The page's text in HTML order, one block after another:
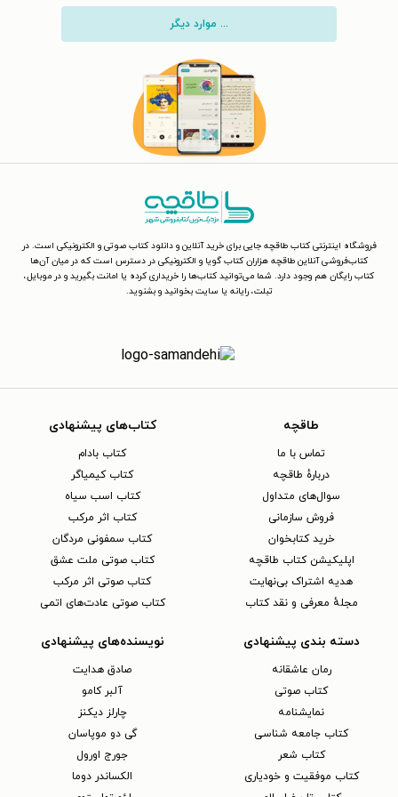
... موارد دیگر
فروشگاه اینترنتی کتاب طاقچه جایی برای خرید آنلاین و دانلود کتاب صوتی و الکترونیکی است. در
کتاب‌فروشی آنلاین طاقچه هزاران کتاب گویا و الکترونیکی در دسترس است که در میان آن‌ها
کتاب رایگان هم وجود دارد. شما می‌توانید کتاب‌ها را خریداری کرده یا امانت بگیرید و در موبایل،
تبلت، رایانه یا سایت بخوانید و بشنوید.
طاقچه
تماس با ما
دربارهٔ طاقچه
سوال‌های متداول
فروش سازمانی
خرید کتابخوان
اپلیکیشن کتاب طاقچه
هدیه اشتراک بی‌نهایت
مجلهٔ معرفی و نقد کتاب
کتاب‌های پیشنهادی
کتاب بادام
کتاب کیمیاگر
کتاب اسب سیاه
کتاب اثر مرکب
کتاب سمفونی مردگان
کتاب صوتی ملت عشق
کتاب صوتی اثر مرکب
کتاب صوتی عادت‌های اتمی
دسته بندی پیشنهادی
رمان عاشقانه
کتاب‌ صوتی
نمایشنامه
کتاب جامعه شناسی
کتاب شعر
کتاب موفقیت و خودیاری
نویسنده‌های پیشنهادی
صادق هدایت
آلبر کامو
چارلز دیکنز
گی دو موپاسان
جورج اورول
الکساندر دوما